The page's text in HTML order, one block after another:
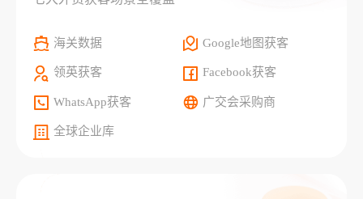
海关数据 Google地图获客
领英获客 Facebook获客
WhatsApp获客 广交会采购商
全球企业库